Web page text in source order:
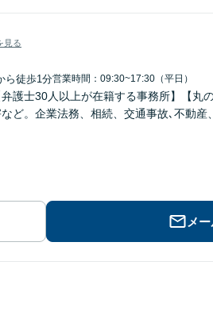
見る
ら徒歩1分営業時間：09:30~17:30（平日）
弁護士30人以上が在籍する事務所】【丸
ど。企業法務、相続、交通事故､不動
メ